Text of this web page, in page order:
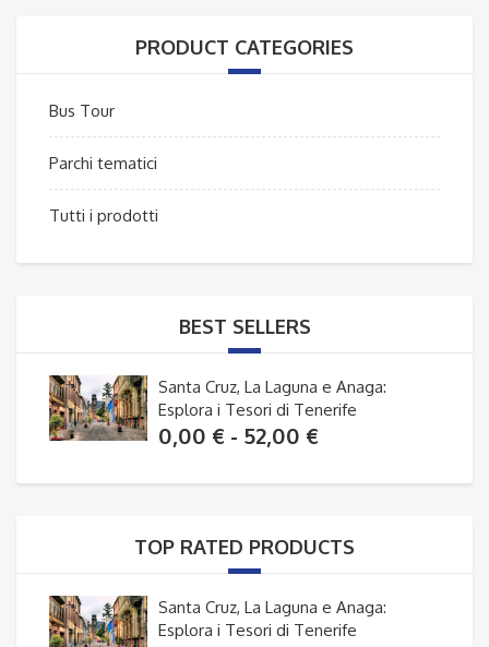
PRODUCT CATEGORIES
Bus Tour
Parchi tematici
Tutti i prodotti
BEST SELLERS
Santa Cruz, La Laguna e Anaga:
Esplora i Tesori di Tenerife
0,00 € - 52,00 €
0,00 €
52,00 €
TOP RATED PRODUCTS
Santa Cruz, La Laguna e Anaga:
Esplora i Tesori di Tenerife